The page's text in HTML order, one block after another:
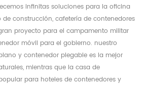
infinitas soluciones para la oficina
construcción, cafetería de contenedores
proyecto para el campamento militar
móvil para el gobierno. nuestro
y contenedor plegable es la mejor
mientras que la casa de
para hoteles de contenedores y